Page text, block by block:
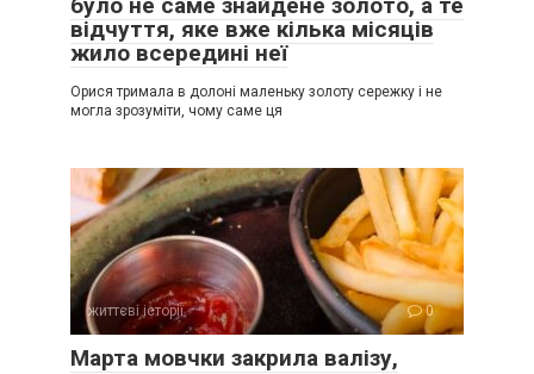
відчуття, яке вже кілька місяців
жило всередині неї
Орися тримала в долоні маленьку золоту сережку і не
могла зрозуміти, чому саме ця
життєві історії 0
Марта мовчки закрила валізу,